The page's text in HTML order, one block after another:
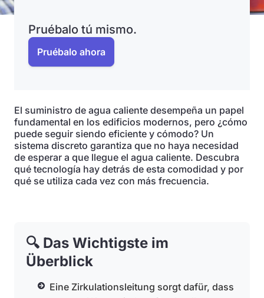
Pruébalo tú mismo.
Pruébalo ahora
El suministro de agua caliente desempeña un papel
fundamental en los edificios modernos, pero ¿cómo
puede seguir siendo eficiente y cómodo? Un
sistema discreto garantiza que no haya necesidad
de esperar a que llegue el agua caliente. Descubra
qué tecnología hay detrás de esta comodidad y por
qué se utiliza cada vez con más frecuencia.
🔍 Das Wichtigste im
Überblick
Eine Zirkulationsleitung sorgt dafür, dass